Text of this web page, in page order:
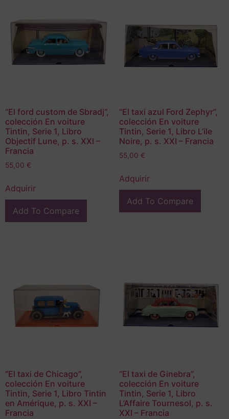
“El ford custom de Sbradj”,
colección En voiture
Tintin, Serie 1, Libro
Objectif Lune, p. s. XXI –
Francia
55,00 €
Adquirir
Add To Compare
“El taxi azul Ford Zephyr”,
colección En voiture
Tintin, Serie 1, Libro L’ile
Noire, p. s. XXI – Francia
55,00 €
Adquirir
Add To Compare
“El taxi de Chicago”,
colección En voiture
Tintin, Serie 1, Libro Tintin
en Amérique, p. s. XXI –
Francia
“El taxi de Ginebra”,
colección En voiture
Tintin, Serie 1, Libro
L’Affaire Tournesol, p. s.
XXI – Francia